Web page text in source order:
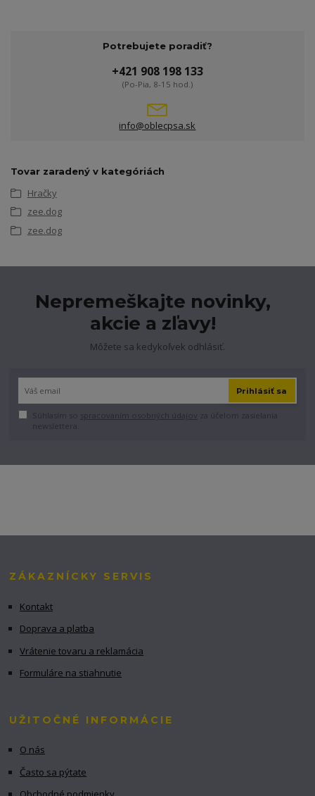
Potrebujete poradiť?
+421 908 198 133
(Po-Pia, 8-15 hod.)
info@oblecpsa.sk
Tovar zaradený v kategóriách
Hračky
zee.dog
zee.dog
Nepremeškajte novinky,
akcie a zľavy!
Môžete sa kedykoľvek odhlásiť.
Prihlásiť sa
Súhlasím so spracovaním osobných údajov za účelom zasielania
newslettera.
ZÁKAZNÍCKY SERVIS
Kontakt
Doprava a platba
Vrátenie tovaru a reklamácia
Formuláre na stiahnutie
UŽITOČNÉ INFORMÁCIE
O nás
Často sa pýtate